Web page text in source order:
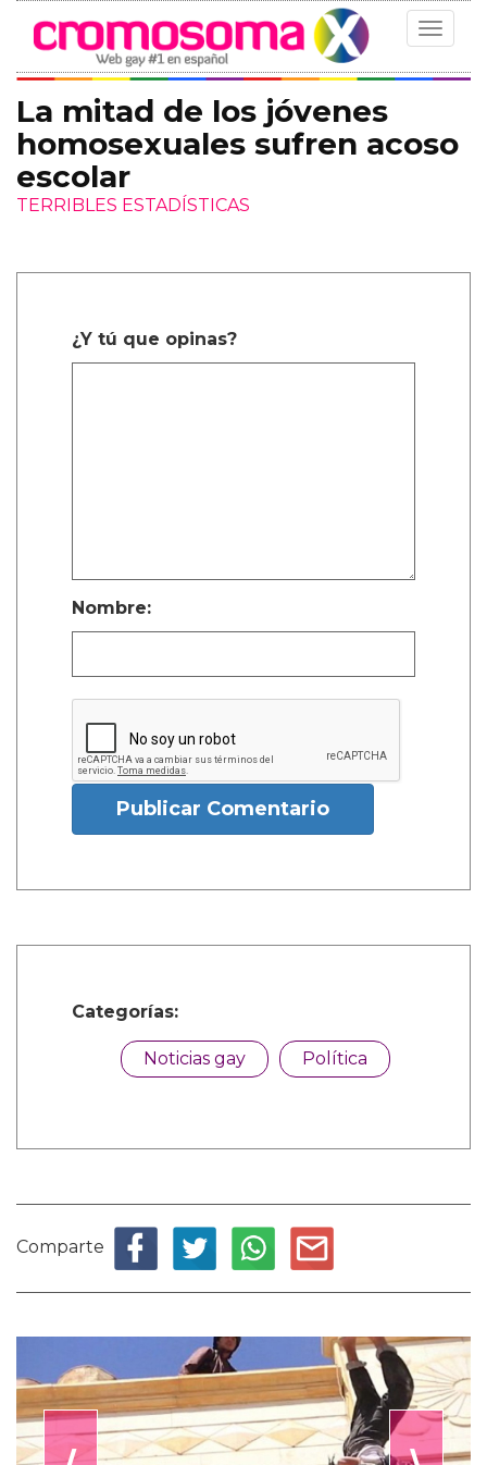
Toggle
La mitad de los jóvenes
homosexuales sufren acoso
escolar
TERRIBLES ESTADÍSTICAS
¿Y tú que opinas?
Nombre:
Publicar Comentario
Categorías:
Noticias gay Política
Comparte